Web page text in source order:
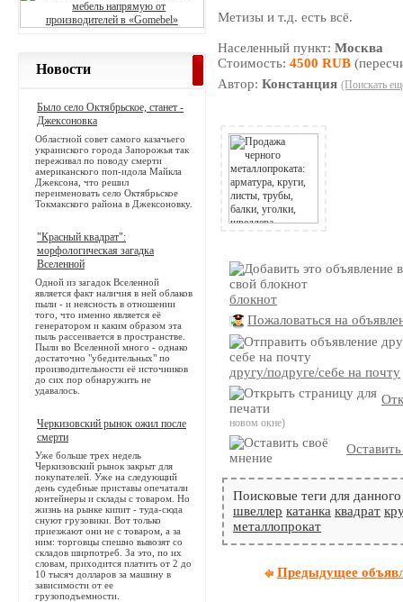
Метизы и т.д. есть всё.
Населенный пункт:Москва
Стоимость:4500 RUB
Автор:Констанция (Поискать
блокнот
Пожаловаться на
другу/подруге/себе на почту
новом окне)
Поисковые теги для
швеллер катанка квадрат
металлопрокат
Предыдущее
Новости
Было село Октябрьское, станет -
Джексоновка
Областной совет самого казачьего
украинского города Запорожья так
переживал по поводу смерти
американского поп-идола Майкла
Джексона, что решил
переименовать село Октябрьское
Токмакского района в Джексоновку.
"Красный квадрат":
морфологическая загадка
Вселенной
Одной из загадок Вселенной
является факт наличия в ней облаков
пыли - и неясность в отношении
того, что именно является её
генератором и каким образом эта
пыль рассеивается в пространстве.
Пыли во Вселенной много - однако
достаточно "убедительных" по
производительности её источников
до сих пор обнаружить не
удавалось.
Черкизовский рынок ожил после
смерти
Уже больше трех недель
Черкизовский рынок закрыт для
покупателей. Уже на следующий
день судебные приставы опечатали
контейнеры и склады с товаром. Но
жизнь на рынке кипит - туда-сюда
снуют грузовики. Вот только
приезжают они не с товаром, а за
ним: торговцы спешно вывозят со
складов ширпотреб. За это, по их
словам, приходится платить от 2 до
10 тысяч долларов за машину в
зависимости от ее
грузоподъемности.